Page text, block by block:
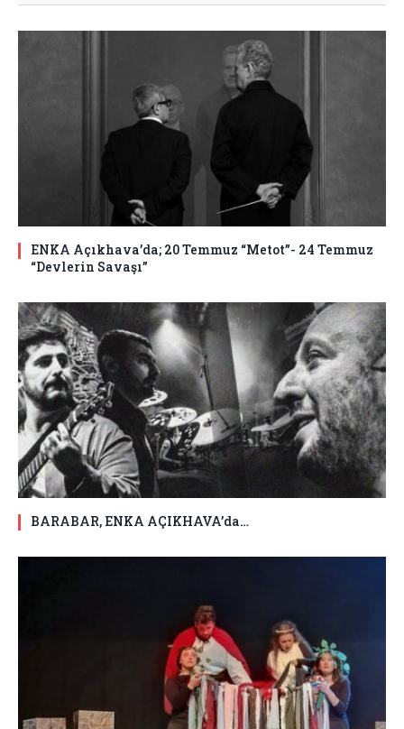
ENKA Açıkhava’da; 20 Temmuz “Metot”- 24 Temmuz
“Devlerin Savaşı”
BARABAR, ENKA AÇIKHAVA’da…